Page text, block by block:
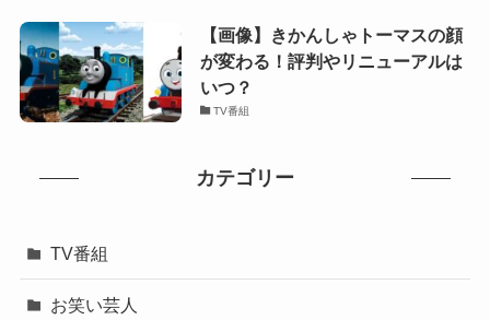
【画像】きかんしゃトーマスの顔
が変わる！評判やリニューアルは
いつ？
TV番組
カテゴリー
TV番組
お笑い芸人